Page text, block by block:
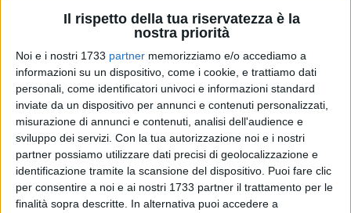
Il rispetto della tua riservatezza è la
nostra priorità
Noi e i nostri 1733 partner memorizziamo e/o accediamo a
informazioni su un dispositivo, come i cookie, e trattiamo dati
personali, come identificatori univoci e informazioni standard
inviate da un dispositivo per annunci e contenuti personalizzati,
misurazione di annunci e contenuti, analisi dell'audience e
sviluppo dei servizi. Con la tua autorizzazione noi e i nostri
partner possiamo utilizzare dati precisi di geolocalizzazione e
identificazione tramite la scansione del dispositivo. Puoi fare clic
per consentire a noi e ai nostri 1733 partner il trattamento per le
finalità sopra descritte. In alternativa puoi accedere a
Spinazzola si prepara a vivere una serata indimenticabile. Il